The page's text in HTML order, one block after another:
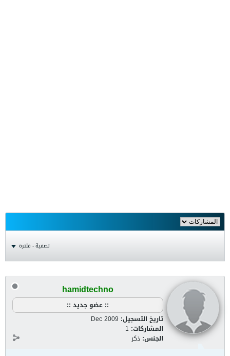
تصفية - فلترة
hamidtechno
:: عضو جديد ::
تاريخ التسجيل: Dec 2009
المشاركات: 1
الجنس: ذكر